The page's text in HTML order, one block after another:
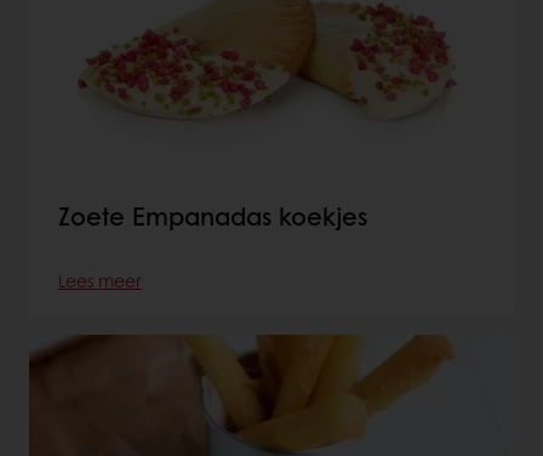
Zoete Empanadas koekjes
Lees meer